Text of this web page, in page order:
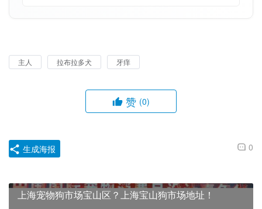
主人 拉布拉多犬 牙痒
赞 (0)
0
生成海报
上海宠物狗市场宝山区？上海宝山狗市场地址！